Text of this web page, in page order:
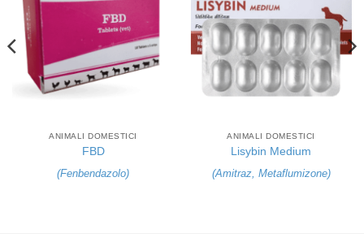
ANIMALI DOMESTICI
FBD
(Fenbendazolo)
ANIMALI DOMESTICI
Lisybin Medium
(Amitraz, Metaflumizone)